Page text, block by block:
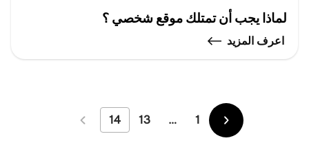
لماذا يجب أن تمتلك موقع شخصي ؟
اعرف المزيد
الأحدث
1
…
13
14
الأقدم